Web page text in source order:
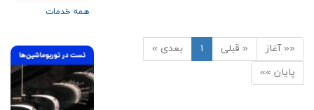
«« آغاز « قبلی ۱
بعدی »
پایان »»
همه خدمات